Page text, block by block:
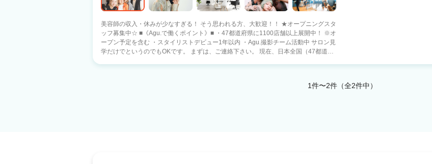
美容師の収入・休みが少なすぎる！ そう思われる方、大歓迎！！ ★オープニングスタ
ッフ募集中☆ ■《Agu.で働くポイント》■ ・47都道府県に1100店舗以上展開中！ ※オ
ープン予定を含む ・スタイリストデビュー1年以内 ・Agu.撮影チーム活動中 サロン見
学だけでというのでもOKです。 まずは、ご連絡下さい。 現在、日本全国（47都道府
間だけ働きたい♪ ・17時までは美容師、17時から主婦・主夫♪ ●ゆったり派 ・美容師を1件〜2件（全2件中）